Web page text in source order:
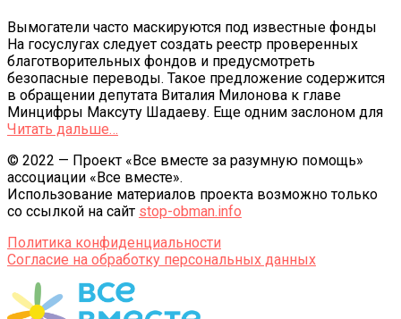
Вымогатели часто маскируются под известные фонды
На госуслугах следует создать реестр проверенных
благотворительных фондов и предусмотреть
безопасные переводы. Такое предложение содержится
в обращении депутата Виталия Милонова к главе
Минцифры Максуту Шадаеву. Еще одним заслоном для
Читать дальше…
© 2022 — Проект «Все вместе за разумную помощь»
ассоциации «Все вместе».
Использование материалов проекта возможно только
со ссылкой на сайт stop-obman.info
Политика конфиденциальности
Согласие на обработку персональных данных